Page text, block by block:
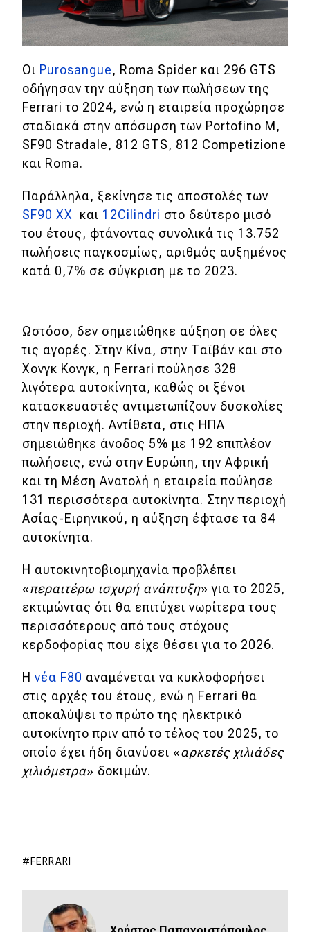
Eco
Νέα
Τεχνολογία
Mobility
Σταθμοί φόρτισης
Classic
Νέα
Παρουσιάσεις
MOTO
Μεταχειρισμένο
Οδηγός αγοράς
Συμβουλές
Χρηστικά
Συμβουλές
ΚΤΕΟ
Οδική βοήθεια
eDRIVE
Οι Purosangue, Roma Spider και 296 GTS
οδήγησαν την αύξηση των πωλήσεων της
Ferrari το 2024, ενώ η εταιρεία προχώρησε
σταδιακά στην απόσυρση των Portofino M,
SF90 Stradale, 812 GTS, 812 Competizione
και Roma.
Παράλληλα, ξεκίνησε τις αποστολές των
SF90 XX και 12Cilindri στο δεύτερο μισό
του έτους, φτάνοντας συνολικά τις 13.752
πωλήσεις παγκοσμίως, αριθμός αυξημένος
κατά 0,7% σε σύγκριση με το 2023.
Ωστόσο, δεν σημειώθηκε αύξηση σε όλες
τις αγορές. Στην Κίνα, στην Ταϊβάν και στο
Χονγκ Κονγκ, η Ferrari πούλησε 328
λιγότερα αυτοκίνητα, καθώς οι ξένοι
κατασκευαστές αντιμετωπίζουν δυσκολίες
στην περιοχή. Αντίθετα, στις ΗΠΑ
σημειώθηκε άνοδος 5% με 192 επιπλέον
πωλήσεις, ενώ στην Ευρώπη, την Αφρική
και τη Μέση Ανατολή η εταιρεία πούλησε
131 περισσότερα αυτοκίνητα. Στην περιοχή
Ασίας-Ειρηνικού, η αύξηση έφτασε τα 84
αυτοκίνητα.
Η αυτοκινητοβιομηχανία προβλέπει
«περαιτέρω ισχυρή ανάπτυξη» για το 2025,
εκτιμώντας ότι θα επιτύχει νωρίτερα τους
περισσότερους από τους στόχους
κερδοφορίας που είχε θέσει για το 2026.
Η νέα F80 αναμένεται να κυκλοφορήσει
στις αρχές του έτους, ενώ η Ferrari θα
αποκαλύψει το πρώτο της ηλεκτρικό
αυτοκίνητο πριν από το τέλος του 2025, το
οποίο έχει ήδη διανύσει «αρκετές χιλιάδες
χιλιόμετρα» δοκιμών.
FERRARI